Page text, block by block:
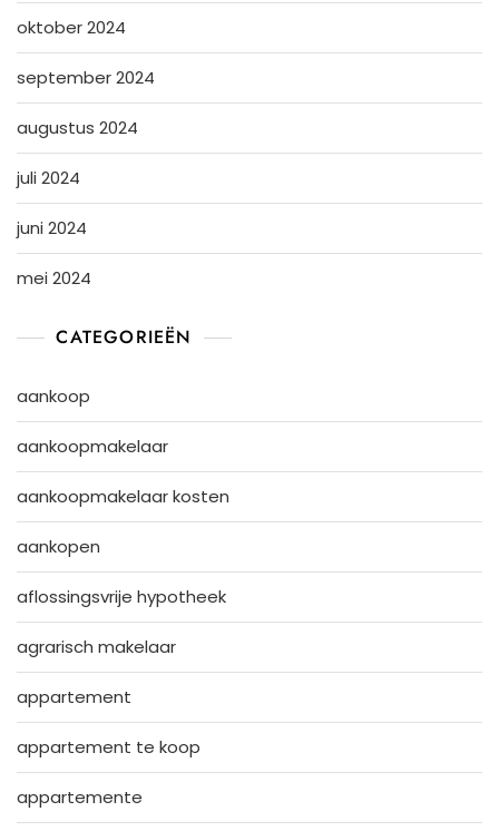
oktober 2024
september 2024
augustus 2024
juli 2024
juni 2024
mei 2024
CATEGORIEËN
aankoop
aankoopmakelaar
aankoopmakelaar kosten
aankopen
aflossingsvrije hypotheek
agrarisch makelaar
appartement
appartement te koop
appartemente